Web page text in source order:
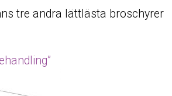
tre andra lättlästa broschyrer